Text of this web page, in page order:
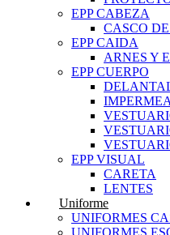
EPP CABEZA
CASCO
EPP CAIDA
ARNES Y
EPP CUERPO
EPP VISUAL
CARETA
LENTES
Uniforme
UNIFORMES
UNIFORMES